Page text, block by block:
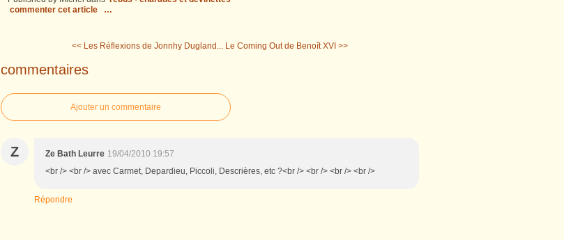
commenter cet article
…
<< Les Réflexions de Jonnhy Dugland... Le Coming Out de Benoît XVI >>
commentaires
Ajouter un commentaire
Z Ze Bath Leurre 19/04/2010 19:57
<br /> <br /> avec Carmet, Depardieu, Piccoli, Descrières, etc ?<br /> <br /> <br /> <br />
Répondre